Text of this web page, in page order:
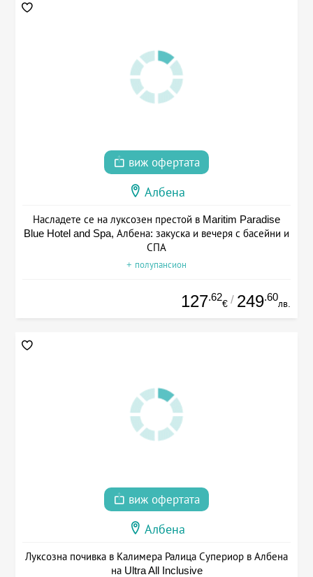
виж офертата
Албена
Насладете се на луксозен престой в Maritim Paradise
Blue Hotel and Spa, Албена: закуска и вечеря с басейни и
СПА
+ полупансион
127.62
€ / 249.60
лв.
виж офертата
Албена
Луксозна почивка в Калимера Ралица Супериор в Албена
на Ultra All Inclusive